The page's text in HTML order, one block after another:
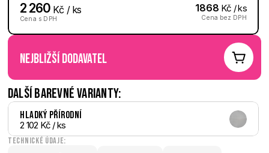
2 260 Kč / ks
Cena s DPH
1868 Kč / ks
Cena bez DPH
nejbližší dodavatel
Další barevné varianty:
Hladký Přírodní
2 102 Kč / ks
Technické údaje: